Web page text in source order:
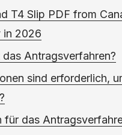
T4 Slip PDF from
in 2026
Antragsverfahren?
sind erforderlich,
für das